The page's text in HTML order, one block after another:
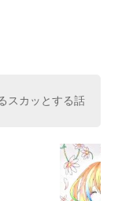
スカッとする話